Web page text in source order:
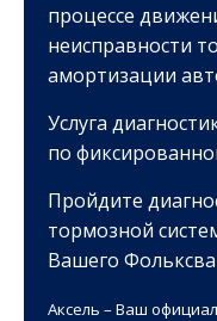
процессе
неисправности
амортизации
Услуга
по
Пройдите
тормозной
Вашего
Аксель – Ваш